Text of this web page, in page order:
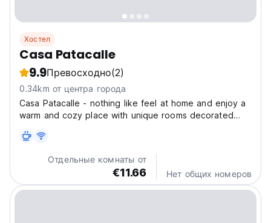
Хостел
Casa Patacalle
9.9Превосходно(2)
0.34km от центра города
Casa Patacalle - nothing like feel at home and enjoy a
warm and cozy place with unique rooms decorated
typical of the area and the region. but our main
attraction is the panoramic view from the rooms...
Отдельные комнаты от
€11.66 Нет общих номеров